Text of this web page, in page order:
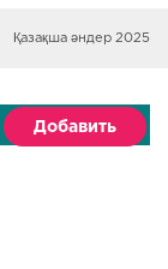
Қазақша әндер 2025
Добавить